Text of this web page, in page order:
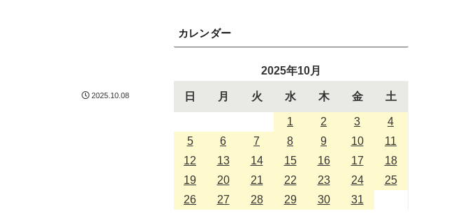
2025.10.08
カレンダー
2025年10月
日 月 火 水 木 金 土
1 2 3
4
5
6 7 8 9 10
11
12
13 14 15 16 17
18
19
20 21 22 23 24
25
26
27 28 29 30 31